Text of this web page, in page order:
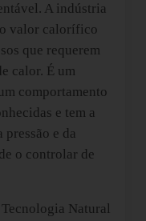
A indústria
valor calorífico
que requerem
calor. É um
comportamento
e tem a
pressão e da
o controlar de
Natural